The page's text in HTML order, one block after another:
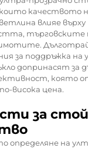
качеството
влияе върху
търговските
за поддръжка на
допринасят за
която
висока цена.
за
определяне на